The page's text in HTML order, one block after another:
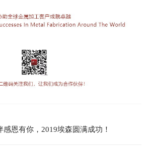
感恩有你，2019埃森圆满成功！